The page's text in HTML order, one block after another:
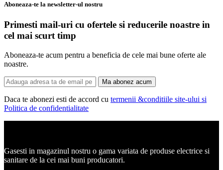
Aboneaza-te la newsletter-ul nostru
Primesti mail-uri cu ofertele si reducerile noastre in
cel mai scurt timp
Aboneaza-te acum pentru a beneficia de cele mai bune oferte ale
noastre.
Ma abonez acum
Daca te abonezi esti de accord cu termenii &conditiile site-ului si
Politica de confidentialitate
Gasesti in magazinul nostru o gama variata de produse electrice si
sanitare de la cei mai buni producatori.